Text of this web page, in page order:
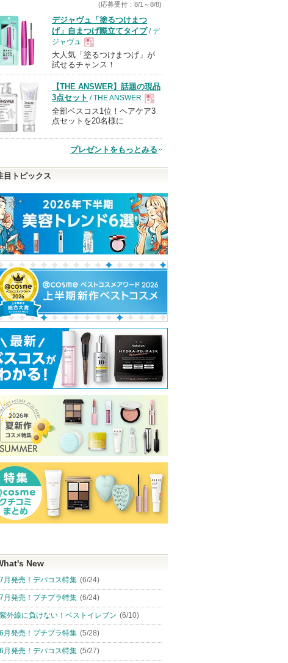
(応募受付：8/1～8/8)
デジャヴュ「塗るつけまつ
げ」自まつげ際立てタイプ/ デ
ジャヴュ
現
品
大人気「塗るつけまつげ」が
試せるチャンス！
【THE ANSWER】話題の現品
3点セット / THE ANSWER
現
品
全部ベスコス1位！ヘアケア3
点セットを20名様に
プレゼントをもっとみる
目トピックス
New
7月発売！デパコス特集 (6/24)
7月発売！プチプラ特集 (6/24)
紫外線に負けない！ベストイレブン (6/10)
6月発売！プチプラ特集 (5/28)
6月発売！デパコス特集 (5/27)